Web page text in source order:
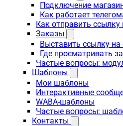
Подключение
Как работает
Как отправить ссылку
Заказы
Выставить ссылку на
Где просматривать
Частые вопросы:
Шаблоны
Мои шаблоны
Интерактивные
WABA-шаблоны
Частые вопросы:
Контакты